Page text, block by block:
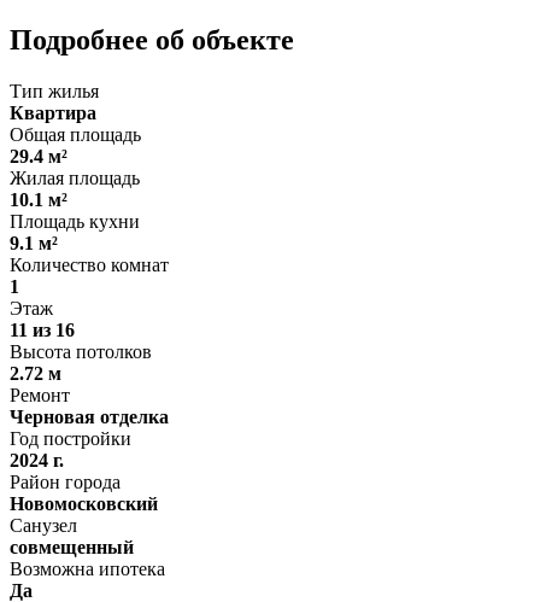
Подробнее об объекте
Тип жилья
Квартира
Общая площадь
29.4 м²
Жилая площадь
10.1 м²
Площадь кухни
9.1 м²
Количество комнат
1
Этаж
11 из 16
Высота потолков
2.72 м
Ремонт
Черновая отделка
Год постройки
2024 г.
Район города
Новомосковский
Санузел
совмещенный
Возможна ипотека
Да